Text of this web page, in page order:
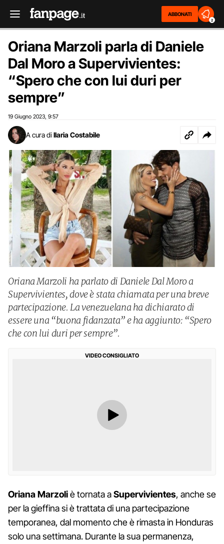
ABBONATI
2
Oriana Marzoli parla di Daniele
Dal Moro a Supervivientes:
“Spero che con lui duri per
sempre”
19 Giugno 2023 9:57
A cura di Ilaria Costabile
Oriana Marzoli ha parlato di Daniele Dal Moro a
Supervivientes, dove è stata chiamata per una breve
partecipazione. La venezuelana ha dichiarato di
essere una “buona fidanzata” e ha aggiunto: “Spero
che con lui duri per sempre”.
VIDEO CONSIGLIATO
Oriana Marzoliè tornata aSupervivientes, anche se
per la gieffina si è trattata di una partecipazione
temporanea, dal momento che è rimasta in Honduras
solo una settimana. Durante la sua permanenza,